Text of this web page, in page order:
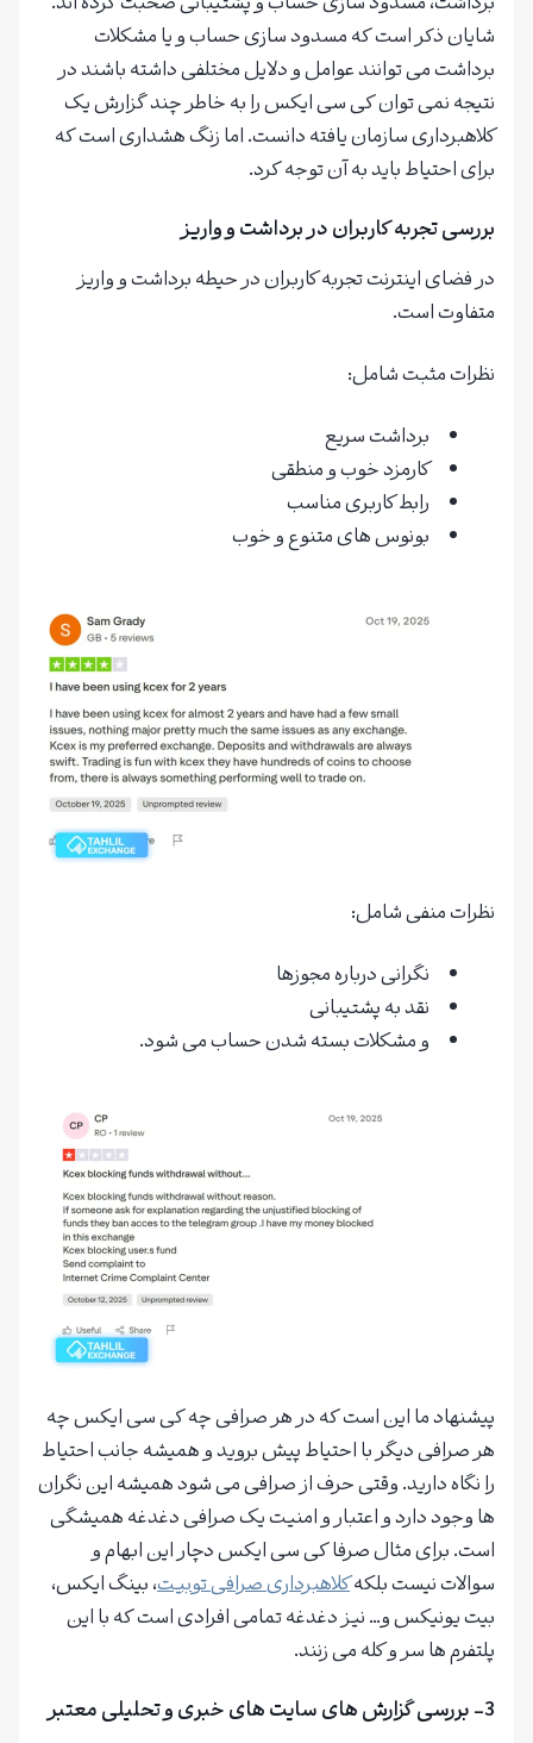
شایان ذکر است که مسدود سازی حساب و یا مشکلات
برداشت می توانند عوامل و دلایل مختلفی داشته باشند در
نتیجه نمی توان کی سی ایکس را به خاطر چند گزارش یک
کلاهبرداری سازمان یافته دانست. اما زنگ هشداری است که
برای احتیاط باید به آن توجه کرد.
بررسی تجربه کاربران در برداشت و واریز
در فضای اینترنت تجربه کاربران در حیطه برداشت و واریز
متفاوت است.
نظرات مثبت شامل:
برداشت سریع
کارمزد خوب و منطقی
رابط کاربری مناسب
بونوس های متنوع و خوب
نظرات منفی شامل:
نگرانی درباره مجوزها
نقد به پشتیبانی
و مشکلات بسته شدن حساب می شود.
پیشنهاد ما این است که در هر صرافی چه کی سی ایکس چه
هر صرافی دیگر با احتیاط پیش بروید و همیشه جانب احتیاط
را نگاه دارید. وقتی حرف از صرافی می‌ شود همیشه این نگران
ها وجود دارد و اعتبار و امنیت یک صرافی دغدغه همیشگی
است. برای مثال صرفا کی سی ایکس دچار این ابهام و
سوالات نیست بلکهکلاهبرداری صرافی توبیت، بینگ ایکس،
بیت یونیکس و… نیز دغدغه تمامی افرادی است که با این
پلتفرم ها سر و کله می زنند.
3- بررسی گزارش های سایت های خبری و تحلیلی معتبر